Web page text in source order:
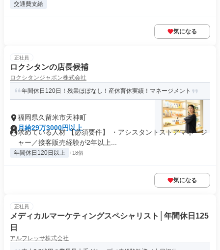
交通費支給
気になる
正社員
ロクシタンの店長候補
ロクシタンジャポン株式会社
年間休日120日！残業ほぼなし！産休育休実績！マネージメント
福岡県久留米市天神町
月給29万3000円以上
求めている人材 【必須要件】 ・アシスタントストアマネージ
ャー／接客販売経験が2年以上...
年間休日120日以上 +18個
気になる
正社員
メディカルマーケティングスペシャリスト│年間休日125
日
アルフレッサ株式会社